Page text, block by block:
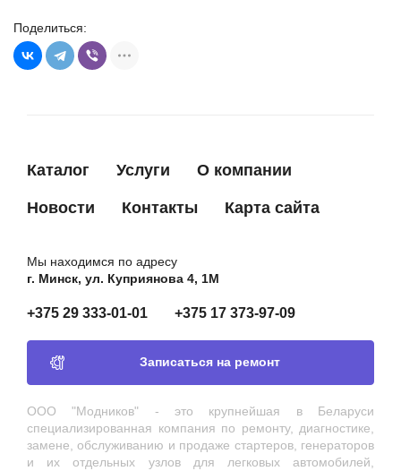
ARD2206AD
ARD2206KR
REA0082P
MFG
VRD717
MOBILETRON
4805494
4805495
OPEL
9012273
OPEL
3250086Z00
SUZUKI
TT31291
TESLA TECHNICS
RD2206A
UTM
RD2206B
UTM
Поделиться:
Каталог Услуги О компании
Новости Контакты Карта сайта
Мы находимся по адресу
г. Минск, ул. Куприянова 4, 1М
+375 29 333-01-01 +375 17 373-97-09
Записаться на ремонт
ООО "Модников" - это крупнейшая в Беларуси
специализированная компания по ремонту, диагностике,
замене, обслуживанию и продаже стартеров, генераторов
и их отдельных узлов для легковых автомобилей,